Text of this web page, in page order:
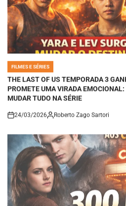
POSTED
IN
THE LAST OF US TEMPORADA 3
PROMETE UMA VIRADA EMOCIONAL:
MUDAR TUDO NA SÉRIE
on